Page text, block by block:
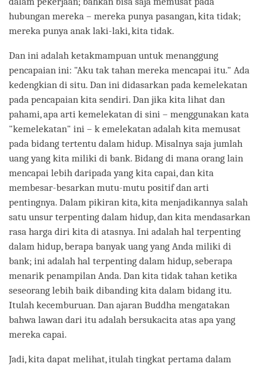
hubungan mereka – mereka punya pasangan, kita tidak;
mereka punya anak laki-laki, kita tidak.
Dan ini adalah ketakmampuan untuk menanggung
pencapaian ini: "Aku tak tahan mereka mencapai itu." Ada
kedengkian di situ. Dan ini didasarkan pada kemelekatan
pada pencapaian kita sendiri. Dan jika kita lihat dan
pahami, apa arti kemelekatan di sini – menggunakan kata
"kemelekatan" ini – k emelekatan adalah kita memusat
pada bidang tertentu dalam hidup. Misalnya saja jumlah
uang yang kita miliki di bank. Bidang di mana orang lain
mencapai lebih daripada yang kita capai, dan kita
membesar-besarkan mutu-mutu positif dan arti
pentingnya. Dalam pikiran kita, kita menjadikannya salah
satu unsur terpenting dalam hidup, dan kita mendasarkan
rasa harga diri kita di atasnya. Ini adalah hal terpenting
dalam hidup, berapa banyak uang yang Anda miliki di
bank; ini adalah hal terpenting dalam hidup, seberapa
menarik penampilan Anda. Dan kita tidak tahan ketika
seseorang lebih baik dibanding kita dalam bidang itu.
Itulah kecemburuan. Dan ajaran Buddha mengatakan
bahwa lawan dari itu adalah bersukacita atas apa yang
mereka capai.
Jadi, kita dapat melihat, itulah tingkat pertama dalam